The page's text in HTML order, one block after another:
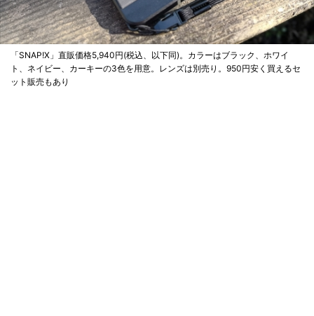
「SNAP!X」直販価格5,940円(税込、以下同)。カラーはブラック、ホワイ
ト、ネイビー、カーキーの3色を用意。レンズは別売り。950円安く買えるセ
ット販売もあり